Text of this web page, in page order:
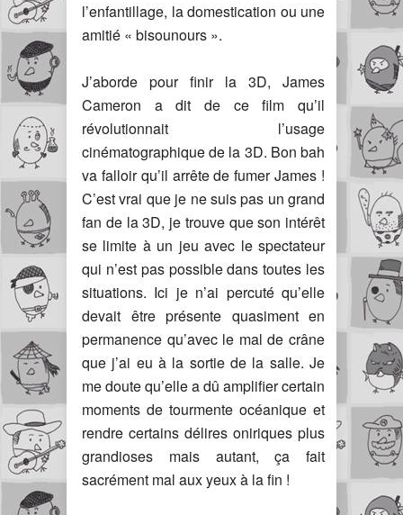
l’enfantillage, la domestication ou une
amitié « bisounours ».
J’aborde pour finir la 3D, James
Cameron a dit de ce film qu’il
révolutionnait l’usage
cinématographique de la 3D. Bon bah
va falloir qu’il arrête de fumer James !
C’est vrai que je ne suis pas un grand
fan de la 3D, je trouve que son intérêt
se limite à un jeu avec le spectateur
qui n’est pas possible dans toutes les
situations. Ici je n’ai percuté qu’elle
devait être présente quasiment en
permanence qu’avec le mal de crâne
que j’ai eu à la sortie de la salle. Je
me doute qu’elle a dû amplifier certain
moments de tourmente océanique et
rendre certains délires oniriques plus
grandioses mais autant, ça fait
sacrément mal aux yeux à la fin !